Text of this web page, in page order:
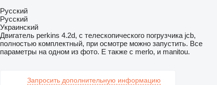
Русский
Русский
Украинский
Двигатель perkins 4.2d, с телескопического погрузчика jcb,
полностью комплектный, при осмотре можно запустить. Все
параметры на одном из фото. Е также с merlo, и manitou.
Запросить дополнительную информацию